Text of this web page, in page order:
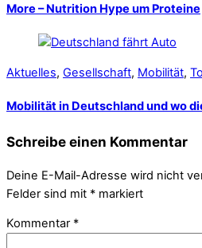
More – Nutrition Hype um Proteine
Aktuelles, Gesellschaft, Mobilität,
Mobilität in Deutschland und wo
Schreibe einen Kommentar
Deine E-Mail-Adresse wird nicht
Felder sind mit * markiert
Kommentar *